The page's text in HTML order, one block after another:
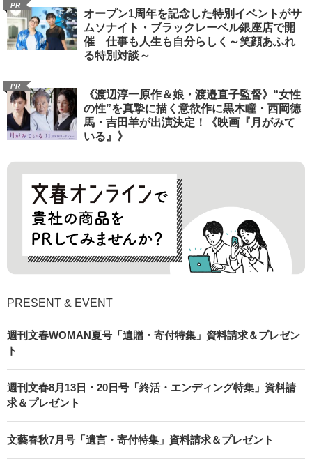
PR
オープン1周年を記念した特別イベントがサ
ムソナイト・ブラックレーベル銀座店で開
催 仕事も人生も自分らしく～笑顔あふれ
る特別対談～
PR
《渡辺淳一原作＆娘・渡邉直子監督》“女性
の性”を真摯に描く意欲作に黒木瞳・西岡德
馬・吉田羊が出演決定！《映画『月がみて
いる』》
PRESENT & EVENT
週刊文春WOMAN夏号「遺贈・寄付特集」資料請求＆プレゼン
ト
週刊文春8月13日・20日号「終活・エンディング特集」資料請
求＆プレゼント
文藝春秋7月号「遺言・寄付特集」資料請求＆プレゼント